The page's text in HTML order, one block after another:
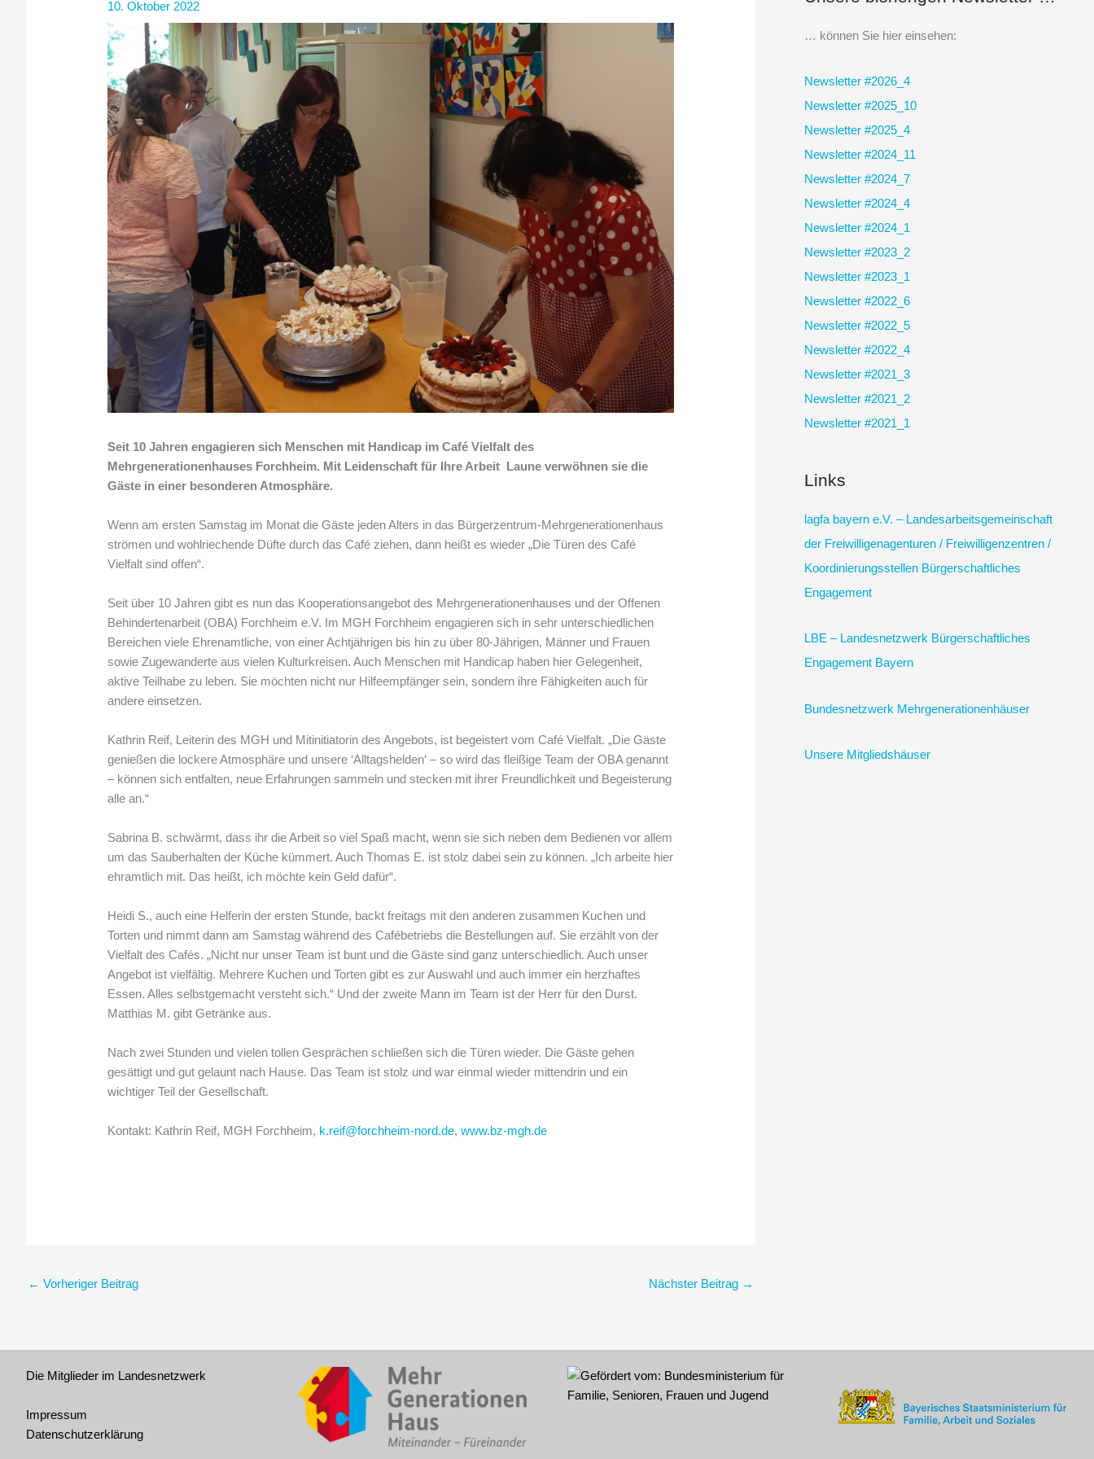
10. Oktober 2022
Seit 10 Jahren engagieren sich Menschen mit Handicap im Café Vielfalt des
Mehrgenerationenhauses Forchheim. Mit Leidenschaft für Ihre Arbeit Laune verwöhnen sie die
Gäste in einer besonderen Atmosphäre.
Wenn am ersten Samstag im Monat die Gäste jeden Alters in das Bürgerzentrum-Mehrgenerationenhaus
strömen und wohlriechende Düfte durch das Café ziehen, dann heißt es wieder „Die Türen des Café
Vielfalt sind offen“.
Seit über 10 Jahren gibt es nun das Kooperationsangebot des Mehrgenerationenhauses und der Offenen
Behindertenarbeit (OBA) Forchheim e.V. Im MGH Forchheim engagieren sich in sehr unterschiedlichen
Bereichen viele Ehrenamtliche, von einer Achtjährigen bis hin zu über 80-Jährigen, Männer und Frauen
sowie Zugewanderte aus vielen Kulturkreisen. Auch Menschen mit Handicap haben hier Gelegenheit,
aktive Teilhabe zu leben. Sie möchten nicht nur Hilfeempfänger sein, sondern ihre Fähigkeiten auch für
andere einsetzen.
Kathrin Reif, Leiterin des MGH und Mitinitiatorin des Angebots, ist begeistert vom Café Vielfalt. „Die Gäste
genießen die lockere Atmosphäre und unsere ‘Alltagshelden‘ – so wird das fleißige Team der OBA genannt
– können sich entfalten, neue Erfahrungen sammeln und stecken mit ihrer Freundlichkeit und Begeisterung
alle an.“
Sabrina B. schwärmt, dass ihr die Arbeit so viel Spaß macht, wenn sie sich neben dem Bedienen vor allem
um das Sauberhalten der Küche kümmert. Auch Thomas E. ist stolz dabei sein zu können. „Ich arbeite hier
ehramtlich mit. Das heißt, ich möchte kein Geld dafür“.
Heidi S., auch eine Helferin der ersten Stunde, backt freitags mit den anderen zusammen Kuchen und
Torten und nimmt dann am Samstag während des Cafébetriebs die Bestellungen auf. Sie erzählt von der
Vielfalt des Cafés. „Nicht nur unser Team ist bunt und die Gäste sind ganz unterschiedlich. Auch unser
Angebot ist vielfältig. Mehrere Kuchen und Torten gibt es zur Auswahl und auch immer ein herzhaftes
Essen. Alles selbstgemacht versteht sich.“ Und der zweite Mann im Team ist der Herr für den Durst.
Matthias M. gibt Getränke aus.
Nach zwei Stunden und vielen tollen Gesprächen schließen sich die Türen wieder. Die Gäste gehen
gesättigt und gut gelaunt nach Hause. Das Team ist stolz und war einmal wieder mittendrin und ein
wichtiger Teil der Gesellschaft.
Kontakt: Kathrin Reif, MGH Forchheim, k.reif@forchheim-nord.de,www.bz-mgh.de
← Vorheriger Beitrag Nächster Beitrag →
n
a
c
h
:
… können Sie hier einsehen:
Newsletter #2026_4
Newsletter #2025_10
Newsletter #2025_4
Newsletter #2024_11
Newsletter #2024_7
Newsletter #2024_4
Newsletter #2024_1
Newsletter #2023_2
Newsletter #2023_1
Newsletter #2022_6
Newsletter #2022_5
Newsletter #2022_4
Newsletter #2021_3
Newsletter #2021_2
Newsletter #2021_1
Links
lagfa bayern e.V. – Landesarbeitsgemeinschaft
der Freiwilligenagenturen / Freiwilligenzentren /
Koordinierungsstellen Bürgerschaftliches
Engagement
LBE – Landesnetzwerk Bürgerschaftliches
Engagement Bayern
Bundesnetzwerk Mehrgenerationenhäuser
Unsere Mitgliedshäuser
Die Mitglieder im Landesnetzwerk
Impressum
Datenschutzerklärung